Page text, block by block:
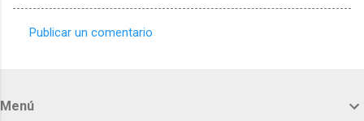
Publicar un comentario
Menú